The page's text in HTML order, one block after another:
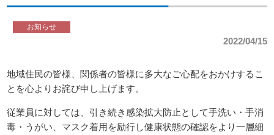
お知らせ
2022/04/15
地域住民の皆様、関係者の皆様に多大なご心配をおかけするこ
とを心よりお詫び申し上げます。
従業員に対しては、引き続き感染拡大防止として手洗い・手消
毒・うがい、マスク着用を励行し健康状態の確認をより一層細